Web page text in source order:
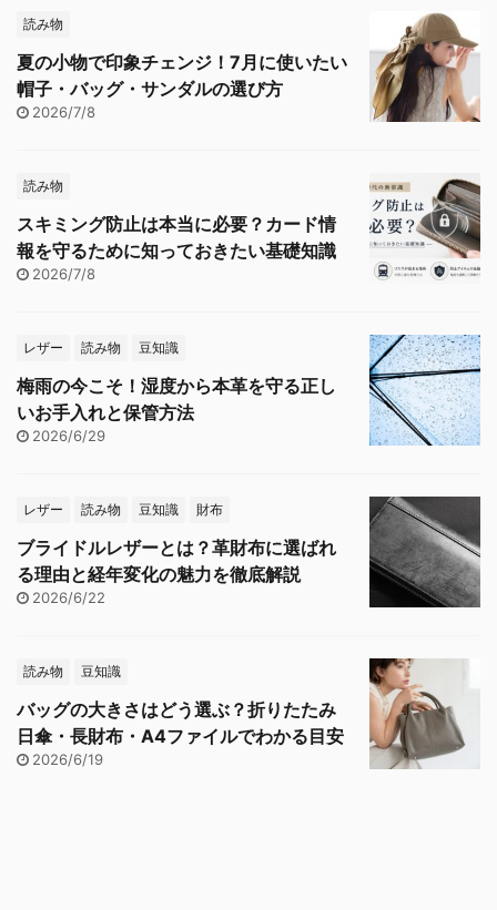
読み物
夏の小物で印象チェンジ！7月に使いたい
帽子・バッグ・サンダルの選び方
2026/7/8
読み物
スキミング防止は本当に必要？カード情
報を守るために知っておきたい基礎知識
2026/7/8
レザー 読み物 豆知識
梅雨の今こそ！湿度から本革を守る正し
いお手入れと保管方法
2026/6/29
レザー 読み物 豆知識 財布
ブライドルレザーとは？革財布に選ばれ
る理由と経年変化の魅力を徹底解説
2026/6/22
読み物 豆知識
バッグの大きさはどう選ぶ？折りたたみ
日傘・長財布・A4ファイルでわかる目安
2026/6/19